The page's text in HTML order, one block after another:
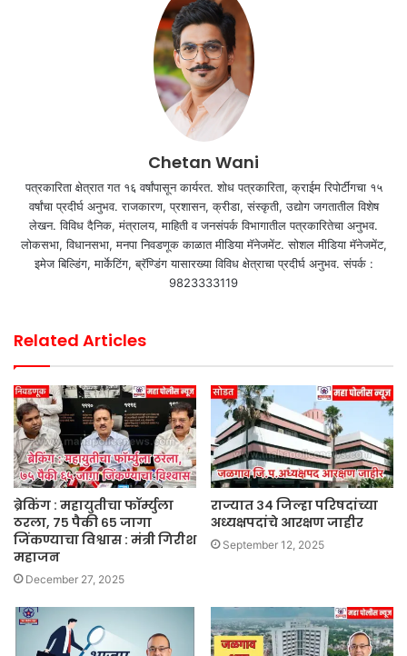
Chetan Wani
पत्रकारिता क्षेत्रात गत १६ वर्षांपासून कार्यरत. शोध पत्रकारिता, क्राईम रिपोर्टींगचा १५
वर्षांचा प्रदीर्घ अनुभव. राजकारण, प्रशासन, क्रीडा, संस्कृती, उद्योग जगतातील विशेष
लेखन. विविध दैनिक, मंत्रालय, माहिती व जनसंपर्क विभागातील पत्रकारितेचा अनुभव.
लोकसभा, विधानसभा, मनपा निवडणूक काळात मीडिया मॅनेजमेंट. सोशल मीडिया मॅनेजमेंट,
इमेज बिल्डिंग, मार्केटिंग, ब्रॅण्डिंग यासारख्या विविध क्षेत्राचा प्रदीर्घ अनुभव. संपर्क :
9823333119
Related Articles
ब्रेकिंग : महायुतीचा फॉर्म्युला
ठरला, ७५ पैकी ६५ जागा
जिंकण्याचा विश्वास : मंत्री गिरीश
महाजन
December 27, 2025
राज्यात ३४ जिल्हा परिषदांच्या
अध्यक्षपदांचे आरक्षण जाहीर
September 12, 2025